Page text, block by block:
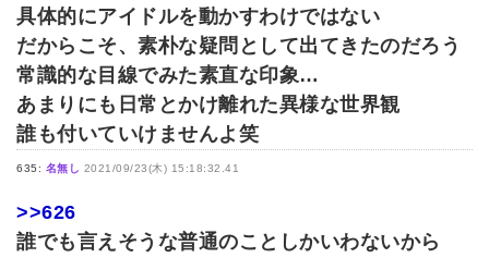
具体的にアイドルを動かすわけではない
だからこそ、素朴な疑問として出てきたのだろう
常識的な目線でみた素直な印象…
あまりにも日常とかけ離れた異様な世界観
誰も付いていけませんよ笑
635: 名無し 2021/09/23(木) 15:18:32.41
>>626
誰でも言えそうな普通のことしかいわないから